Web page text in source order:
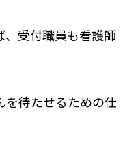
、受付職員も看護師
を待たせるための仕